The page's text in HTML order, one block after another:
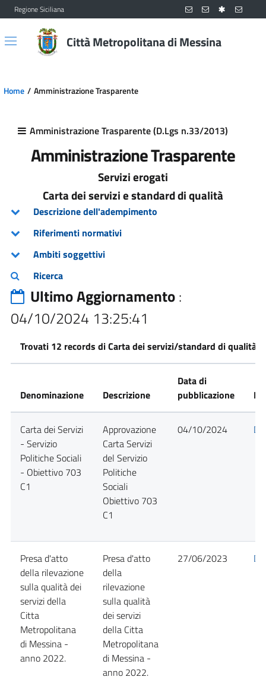
Vai al contenuto principale
Vai al menu principale
Regione Siciliana
Città Metropolitana di Messina
Home Amministrazione Trasparente
Amministrazione Trasparente (D.Lgs n.33/2013)
Amministrazione Trasparente
Servizi erogati
Carta dei servizi e standard di qualità
Descrizione dell'adempimento
Riferimenti normativi
Ambiti soggettivi
Ricerca
Ultimo Aggiornamento:
04/10/2024 13:25:41
Trovati 12 records di Carta dei servizi/standard di qualità
Denominazione Descrizione
Data di
pubblicazione
Carta dei Servizi
- Servizio
Politiche Sociali
- Obiettivo 703
C1
Approvazione
Carta Servizi
del Servizio
Politiche
Sociali
Obiettivo 703
C1
04/10/2024
Presa d'atto
della rilevazione
sulla qualità dei
servizi della
Citta
Metropolitana
di Messina -
anno 2022.
Presa d'atto
della
rilevazione
sulla qualità
dei servizi
della Citta
Metropolitana
di Messina -
anno 2022.
27/06/2023